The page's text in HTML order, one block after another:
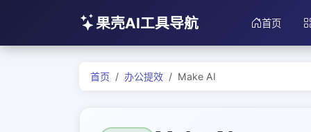
果壳AI工具导航 首页
首页 办公提效 Make AI